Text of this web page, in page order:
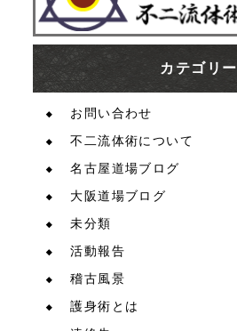
カテゴリー
お問い合わせ
不二流体術について
名古屋道場ブログ
大阪道場ブログ
未分類
活動報告
稽古風景
護身術とは